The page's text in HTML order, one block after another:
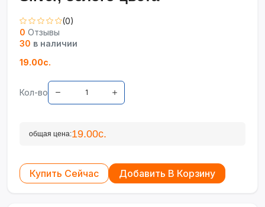
(0)
0 Отзывы
30 в наличии
19.00с.
Кол-во
общая цена:19.00с.
Купить Сейчас Добавить В Корзину